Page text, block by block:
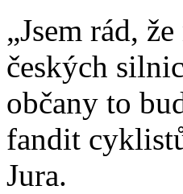
„Jsem rád,
českých
občany to
fandit
Jura.